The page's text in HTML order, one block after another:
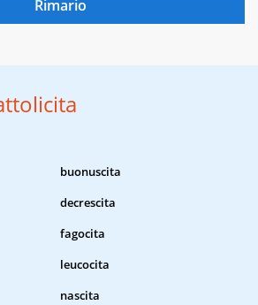
buonuscita
decrescita
fagocita
leucocita
nascita